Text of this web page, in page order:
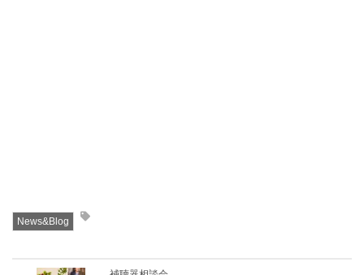
News&Blog